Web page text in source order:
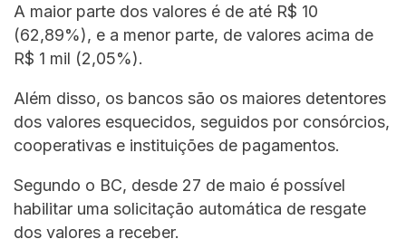
A maior parte dos valores é de até R$ 10
(62,89%), e a menor parte, de valores acima de
R$ 1 mil (2,05%).
Além disso, os bancos são os maiores detentores
dos valores esquecidos, seguidos por consórcios,
cooperativas e instituições de pagamentos.
Segundo o BC, desde 27 de maio é possível
habilitar uma solicitação automática de resgate
dos valores a receber.